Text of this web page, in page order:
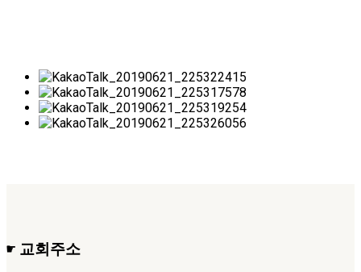
☛ 교회주소